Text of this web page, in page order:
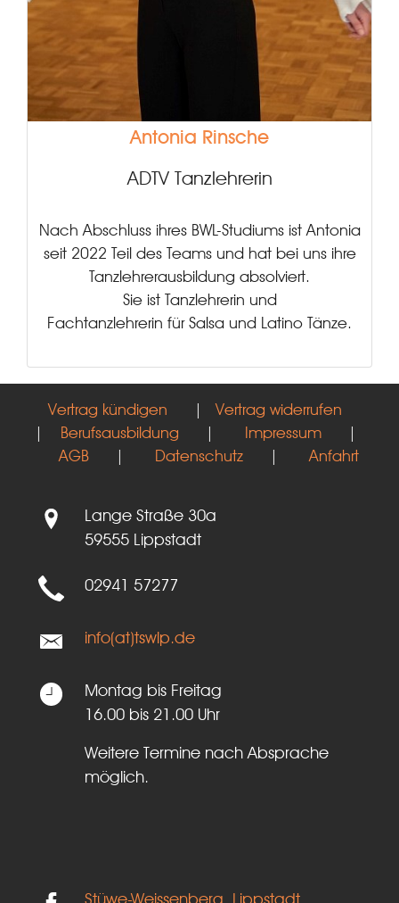
Antonia Rinsche
ADTV Tanzlehrerin
Nach Abschluss ihres BWL-Studiums ist Antonia
seit 2022 Teil des Teams und hat bei uns ihre
Tanzlehrerausbildung absolviert.
Sie ist Tanzlehrerin und
Fachtanzlehrerin für Salsa und Latino Tänze.
Vertrag kündigen |Vertrag widerrufen
| Berufsausbildung | Impressum|
AGB| Datenschutz| Anfahrt
Lange Straße 30a
59555 Lippstadt
02941 57277
info(at)tswlp.de
Montag bis Freitag
16.00 bis 21.00 Uhr
Weitere Termine nach Absprache
möglich.
Stüwe-Weissenberg, Lippstadt